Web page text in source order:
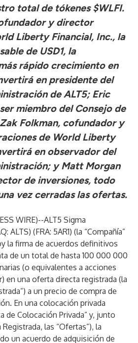
total de tókenes $WLFI.
y director
Liberty Financial, Inc., la
de USD1, la
rápido crecimiento en
en presidente del
de ALT5; Eric
miembro del Consejo de
Folkman, cofundador y
de World Liberty
en observador del
y Matt Morgan
de inversiones, todo
vez cerradas las ofertas.
WIRE)--ALT5 Sigma
ALTS) (FRA: 5AR1) (la “Compañía”
la firma de acuerdos definitivos
de un total de hasta 100 000 000
(o equivalentes a acciones
en una oferta directa registrada (la
a un precio de compra de
En una colocación privada
de Colocación Privada” y, junto
las “Ofertas”), la
un acuerdo de adquisición de